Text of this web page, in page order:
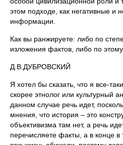
этом подходе, как негативные и
информации.
Как вы ранжируете: либо по
изложения фактов, либо по
Д.В.ДУБРОВСКИЙ
Я хотел бы сказать, что я все-
скорее этнолог или культурный
данном случае речь идет,
мнения, что история – это
объективизма там нет, а речь
перечисляете факты, а в конце в